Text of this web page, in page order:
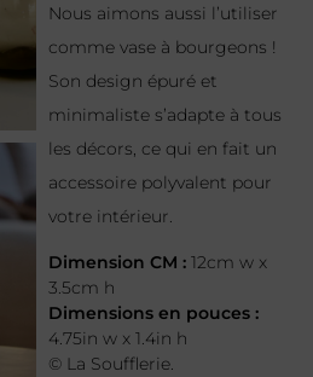
Nous aimons aussi l’utiliser
comme vase à bourgeons !
Son design épuré et
minimaliste s’adapte à tous
les décors, ce qui en fait un
accessoire polyvalent pour
votre intérieur.
Dimension CM : 12cm w x
3.5cm h
Dimensions en pouces :
4.75in w x 1.4in h
© La Soufflerie.